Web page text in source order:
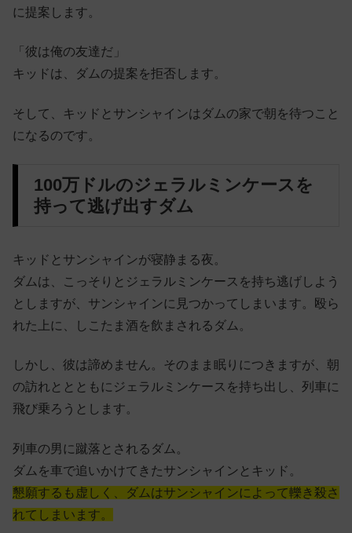
に提案します。
「彼は俺の友達だ」
キッドは、ダムの提案を拒否します。
そして、キッドとサンシャインはダムの家で朝を待つこと
になるのです。
100万ドルのジェラルミンケースを
持って逃げ出すダム
キッドとサンシャインが寝静まる夜。
ダムは、こっそりとジェラルミンケースを持ち逃げしよう
としますが、サンシャインに見つかってしまいます。殴ら
れた上に、しこたま酒を飲まされるダム。
しかし、彼は諦めません。そのまま眠りにつきますが、朝
の訪れととともにジェラルミンケースを持ち出し、列車に
飛び乗ろうとします。
列車の男に蹴落とされるダム。
ダムを車で追いかけてきたサンシャインとキッド。
懇願するも虚しく、ダムはサンシャインによって轢き殺さ
れてしまいます。